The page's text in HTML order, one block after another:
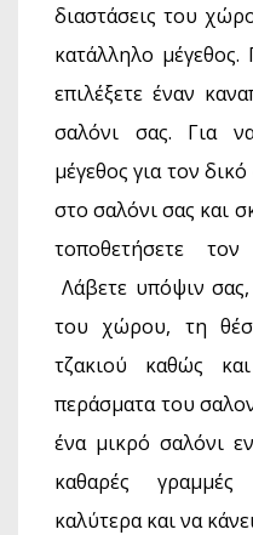
διαστάσεις του
κατάλληλο μέγεθος.
επιλέξετε έναν
σαλόνι σας. Για
μέγεθος για τον
στο σαλόνι σας και
τοποθετήσετε
Λάβετε υπόψιν σας,
του χώρου, τη
τζακιού καθώς
περάσματα του
ένα μικρό σαλόνι
καθαρές
καλύτερα και να